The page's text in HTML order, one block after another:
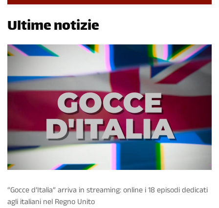
Ultime notizie
“Gocce d’Italia” arriva in streaming: online i 18 episodi dedicati
agli italiani nel Regno Unito